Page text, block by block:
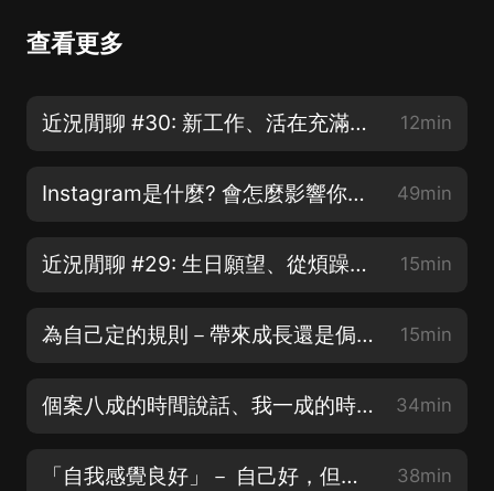
查看更多
近況閒聊 #30: 新工作、活在充滿刺激的世界 12min
Instagram是什麼? 會怎麼影響你? | S&R ep8 49min
近況閒聊 #29: 生日願望、從煩躁到平靜 15min
為自己定的規則－帶來成長還是侷限? | 賽克與瑟西 15min
個案八成的時間說話、我一成的時間說話、最後一成的時間我們一起沉默 | 心理師的養成紀錄 EP9 34min
「自我感覺良好」－ 自己好，但別人不以為然? | 賽克與瑟西 38min